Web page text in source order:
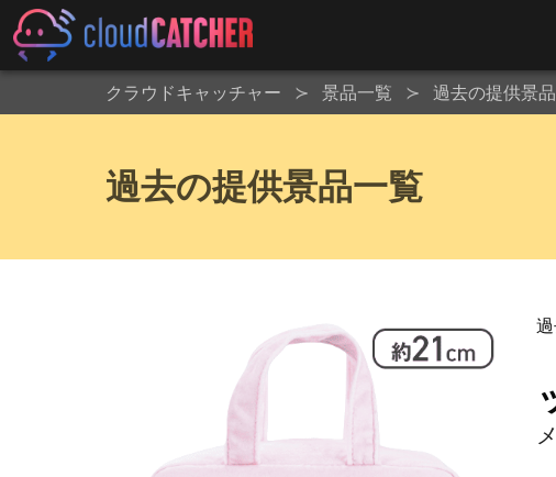
クラウドキャッチャー 景品一覧 過去の提供景
過去の提供景品一覧